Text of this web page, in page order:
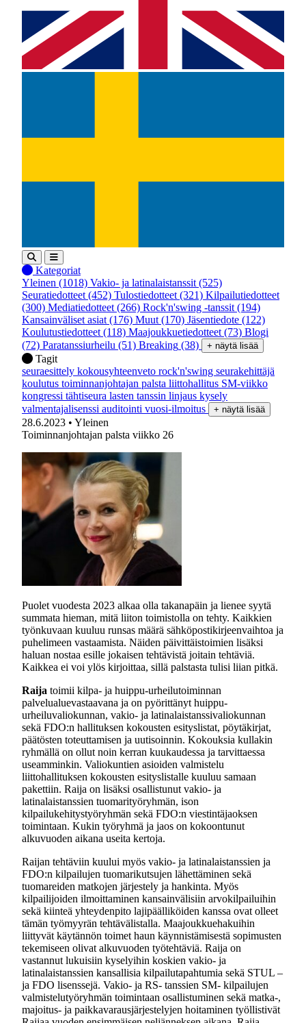
Kategoriat
Yleinen (1018) Vakio- ja latinalaistanssit (525)
Seuratiedotteet (452) Tulostiedotteet (321) Kilpailutiedotteet
(300) Mediatiedotteet (266) Rock'n'swing -tanssit (194)
Kansainväliset asiat (176) Muut (170) Jäsentiedote (122)
Koulutustiedotteet (118) Maajoukkuetiedotteet (73) Blogi
(72) Paratanssiurheilu (51) Breaking (38) + näytä lisää
Tagit
seuraesittely kokousyhteenveto rock'n'swing seurakehittäjä
koulutus toiminnanjohtajan palsta liittohallitus SM-viikko
kongressi tähtiseura lasten tanssin linjaus kysely
valmentajalisenssi auditointi vuosi-ilmoitus + näytä lisää
28.6.2023 • Yleinen
Toiminnanjohtajan palsta viikko 26
Puolet vuodesta 2023 alkaa olla takanapäin ja lienee syytä
summata hieman, mitä liiton toimistolla on tehty. Kaikkien
työnkuvaan kuuluu runsas määrä sähköpostikirjeenvaihtoa ja
puhelimeen vastaamista. Näiden päivittäistoimien lisäksi
haluan nostaa esille jokaisen tehtävistä joitain tehtäviä.
Kaikkea ei voi ylös kirjoittaa, sillä palstasta tulisi liian pitkä.
Raija toimii kilpa- ja huippu-urheilutoiminnan
palvelualuevastaavana ja on pyörittänyt huippu-
urheiluvaliokunnan, vakio- ja latinalaistanssivaliokunnan
sekä FDO:n hallituksen kokousten esityslistat, pöytäkirjat,
päätösten toteuttamisen ja uutisoinnin. Kokouksia kullakin
ryhmällä on ollut noin kerran kuukaudessa ja tarvittaessa
useamminkin. Valiokuntien asioiden valmistelu
liittohallituksen kokousten esityslistalle kuuluu samaan
pakettiin. Raija on lisäksi osallistunut vakio- ja
latinalaistanssien tuomarityöryhmän, ison
kilpailukehitystyöryhmän sekä FDO:n viestintäjaoksen
toimintaan. Kukin työryhmä ja jaos on kokoontunut
alkuvuoden aikana useita kertoja.
Raijan tehtäviin kuului myös vakio- ja latinalaistanssien ja
FDO:n kilpailujen tuomarikutsujen lähettäminen sekä
tuomareiden matkojen järjestely ja hankinta. Myös
kilpailijoiden ilmoittaminen kansainvälisiin arvokilpailuihin
sekä kiinteä yhteydenpito lajipäälliköiden kanssa ovat olleet
tämän työmyyrän tehtävälistalla. Maajoukkuehakuihin
liittyvät käytännön toimet haun käynnistämisestä sopimusten
tekemiseen olivat alkuvuoden työtehtäviä. Raija on
vastannut lukuisiin kyselyihin koskien vakio- ja
latinalaistanssien kansallisia kilpailutapahtumia sekä STUL –
ja FDO lisenssejä. Vakio- ja RS- tanssien SM- kilpailujen
valmistelutyöryhmän toimintaan osallistuminen sekä matka-,
majoitus- ja paikkavarausjärjestelyjen hoitaminen työllistivät